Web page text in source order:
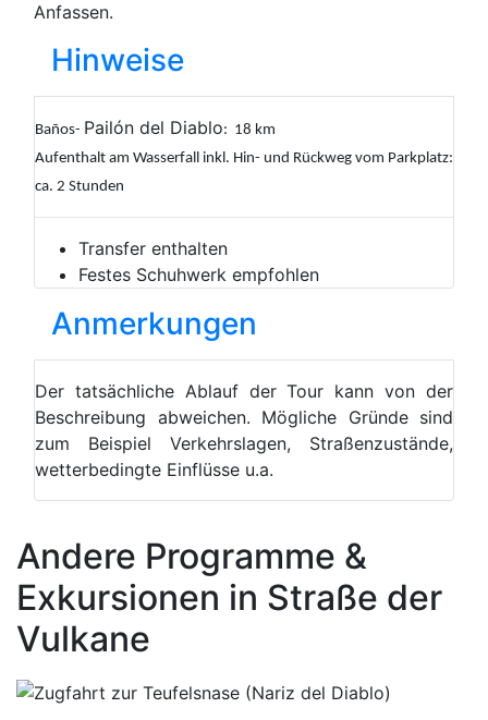
Anfassen.
Hinweise
Baños- Pailón del Diablo: 18 km
Aufenthalt am Wasserfall inkl. Hin- und Rückweg vom Parkplatz:
ca. 2 Stunden
Transfer enthalten
Festes Schuhwerk empfohlen
Anmerkungen
Der tatsächliche Ablauf der Tour kann von der
Beschreibung abweichen. Mögliche Gründe sind
zum Beispiel Verkehrslagen, Straßenzustände,
wetterbedingte Einflüsse u.a.
Andere Programme &
Exkursionen in Straße der
Vulkane